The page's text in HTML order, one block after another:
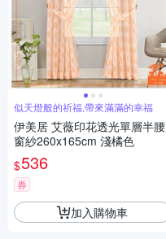
似天燈般的祈福,帶來滿滿的幸福
伊美居 艾薇印花透光單層半腰
窗紗260x165cm 淺橘色
$536
券
加入購物車